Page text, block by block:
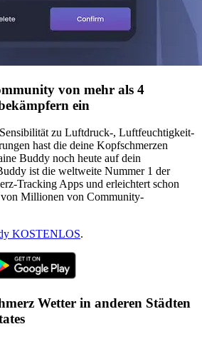
von mehr als 4
ein
zu Luftdruck-, Luftfeuchtigkeit-
hast die deine Kopfschmerzen
Buddy noch heute auf dein
ist die weltweite Nummer 1 der
Tracking Apps und erleichtert schon
von Millionen von Community-
KOSTENLOS.
Wetter in anderen Städten